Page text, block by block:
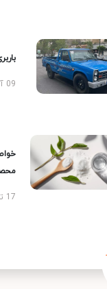
09 آبان 1403
17 تیر 1405